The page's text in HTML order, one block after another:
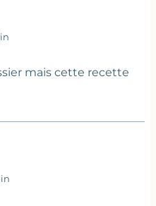
mais cette recette